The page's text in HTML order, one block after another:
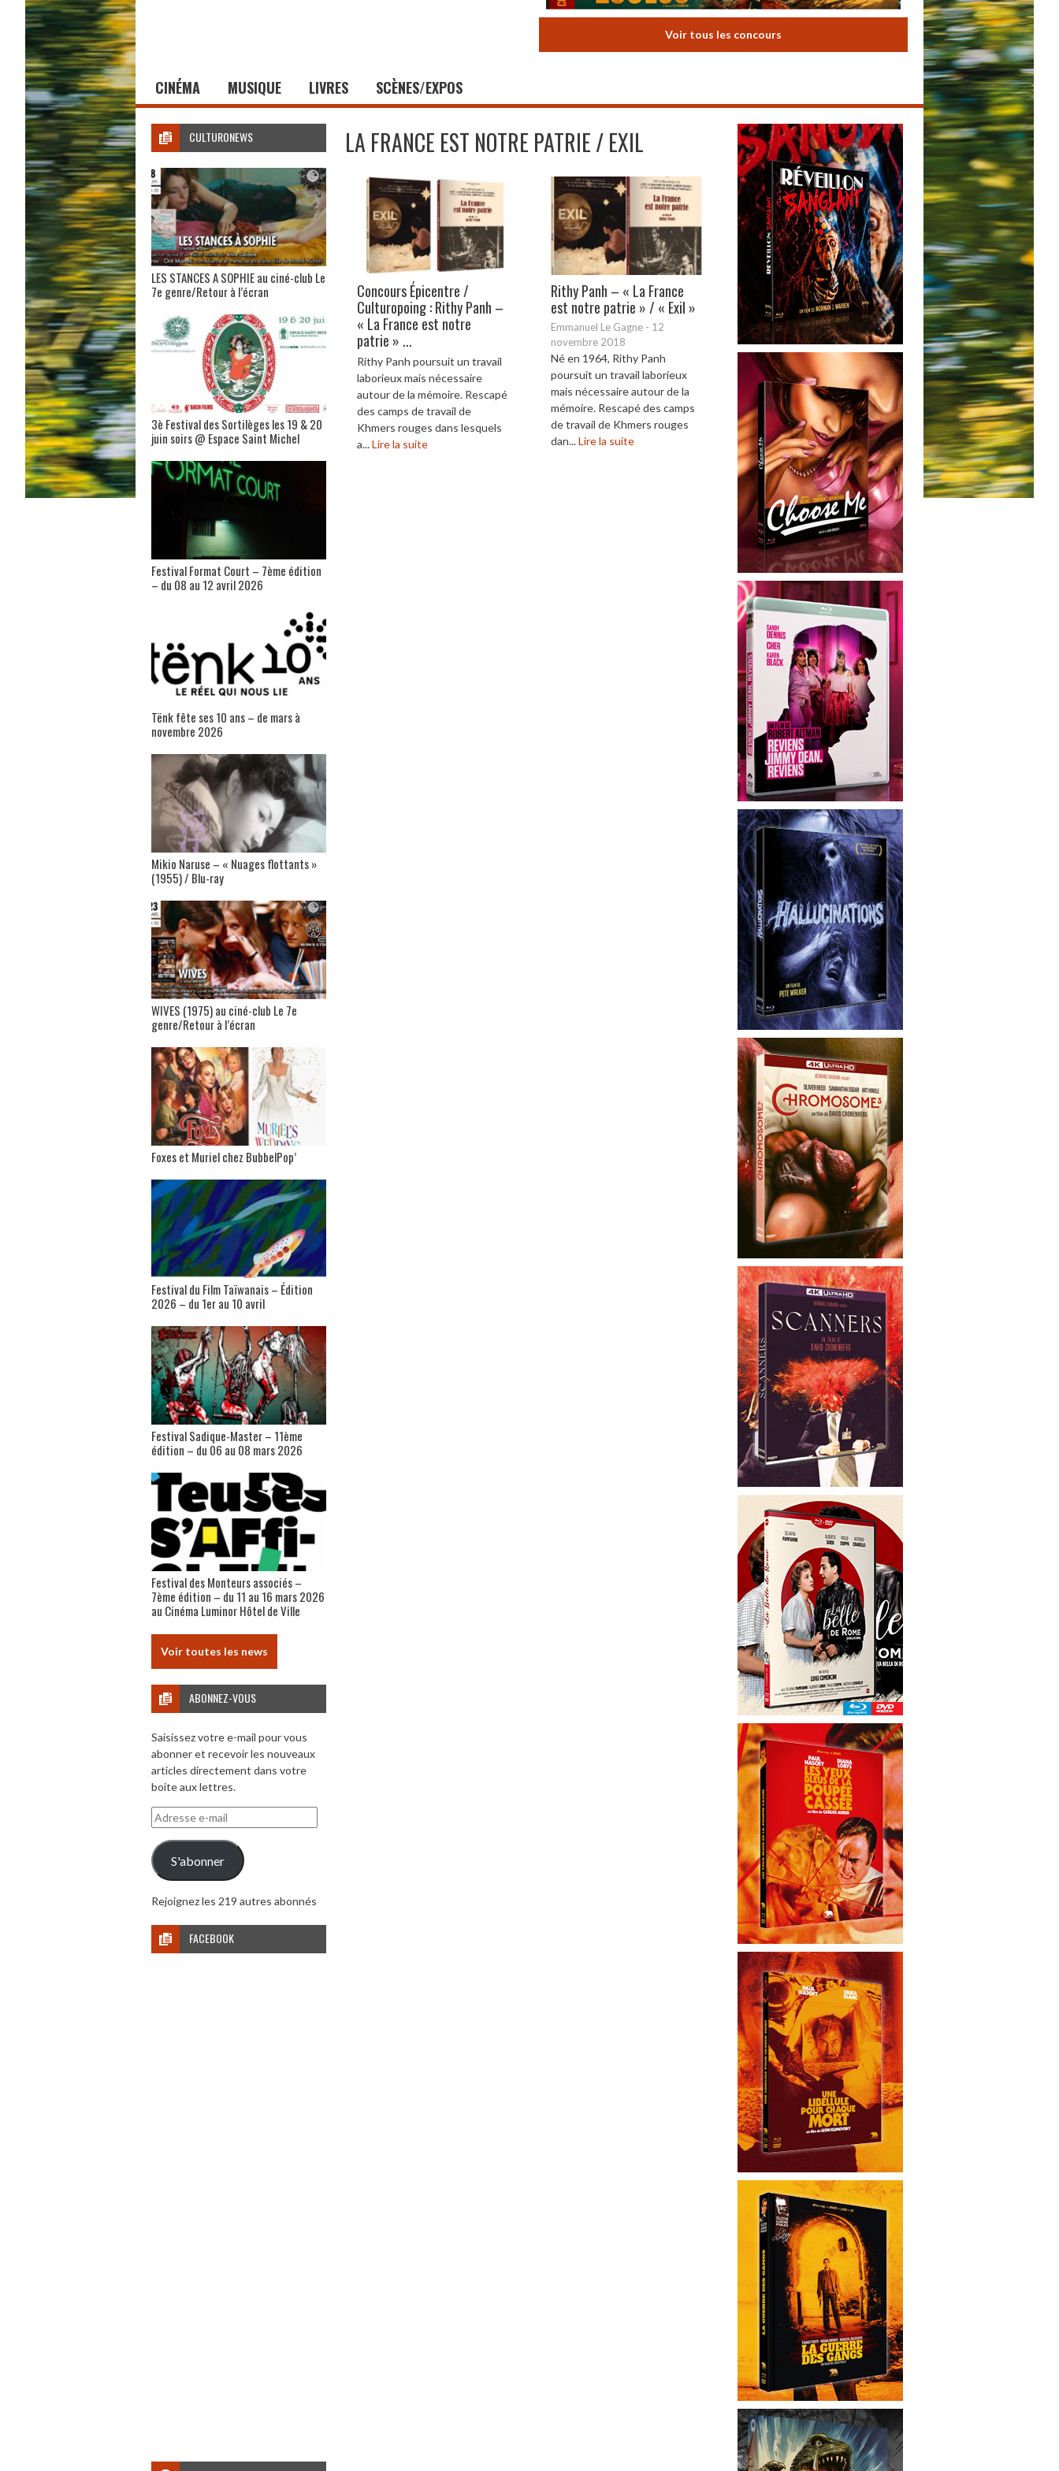
Voir tous les concours
CINÉMA MUSIQUE LIVRES SCÈNES/EXPOS
LA FRANCE EST NOTRE PATRIE / EXIL
Concours Épicentre /
Culturopoing : Rithy Panh –
« La France est notre
patrie » ...
Rithy Panh poursuit un travail
laborieux mais nécessaire
autour de la mémoire. Rescapé
des camps de travail de
Khmers rouges dans lesquels
a...Lire la suite
Rithy Panh – « La France
est notre patrie » / « Exil »
Emmanuel Le Gagne - 12
novembre 2018
Né en 1964, Rithy Panh
poursuit un travail laborieux
mais nécessaire autour de la
mémoire. Rescapé des camps
de travail de Khmers rouges
dan...Lire la suite
CULTURONEWS
LES STANCES A SOPHIE au ciné-club Le
7e genre/Retour à l’écran
3è Festival des Sortilèges les 19 & 20
juin soirs @ Espace Saint Michel
Festival Format Court – 7ème édition
– du 08 au 12 avril 2026
Tënk fête ses 10 ans – de mars à
novembre 2026
Mikio Naruse – « Nuages flottants »
(1955) / Blu-ray
WIVES (1975) au ciné-club Le 7e
genre/Retour à l’écran
Foxes et Muriel chez BubbelPop’
Festival du Film Taïwanais – Édition
2026 – du 1er au 10 avril
Festival Sadique-Master – 11ème
édition – du 06 au 08 mars 2026
Festival des Monteurs associés –
7ème édition – du 11 au 16 mars 2026
au Cinéma Luminor Hôtel de Ville
Voir toutes les news
ABONNEZ-VOUS
Saisissez votre e-mail pour vous
abonner et recevoir les nouveaux
articles directement dans votre
boite aux lettres.
Adresse
e-
mail
S'abonner
Rejoignez les 219 autres abonnés
FACEBOOK